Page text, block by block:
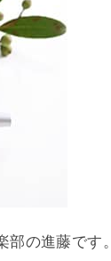
の進藤です。